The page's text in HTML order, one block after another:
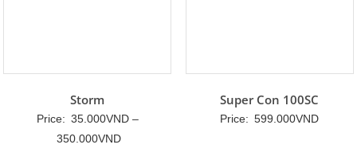
Storm
Price: 35.000VND –
350.000VNDKhoảng
Super Con 100SC
Price: 599.000VND